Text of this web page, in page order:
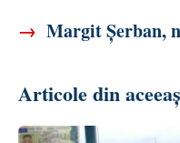
→ Margit Șerban,
Articole din